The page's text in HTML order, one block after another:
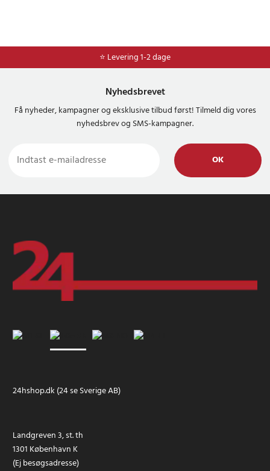
⭐ Levering 1-2 dage
Nyhedsbrevet
Få nyheder, kampagner og eksklusive tilbud først! Tilmeld dig vores
nyhedsbrev og SMS-kampagner.
OK
24hshop.dk (24 se Sverige AB)
Landgreven 3, st. th
1301 København K
(Ej besøgsadresse)